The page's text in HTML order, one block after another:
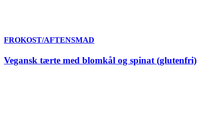
FROKOST/AFTENSMAD
Vegansk tærte med blomkål og spinat (glutenfri)